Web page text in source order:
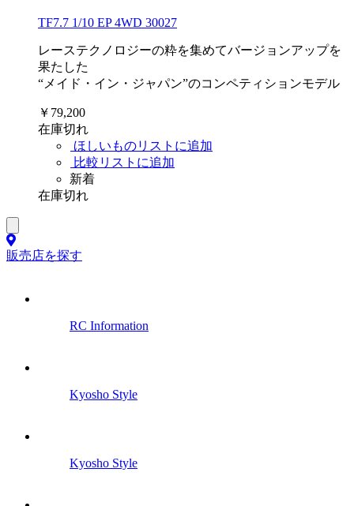
TF7.7 1/10 EP 4WD 30027
レーステクノロジーの粋を集めてバージョンアップを
果たした
“メイド・イン・ジャパン”のコンペティションモデル
￥79,200
在庫切れ
ほしいものリストに追加
比較リストに追加
新着
在庫切れ
販売店を探す
RC Information
Kyosho Style
Kyosho Style